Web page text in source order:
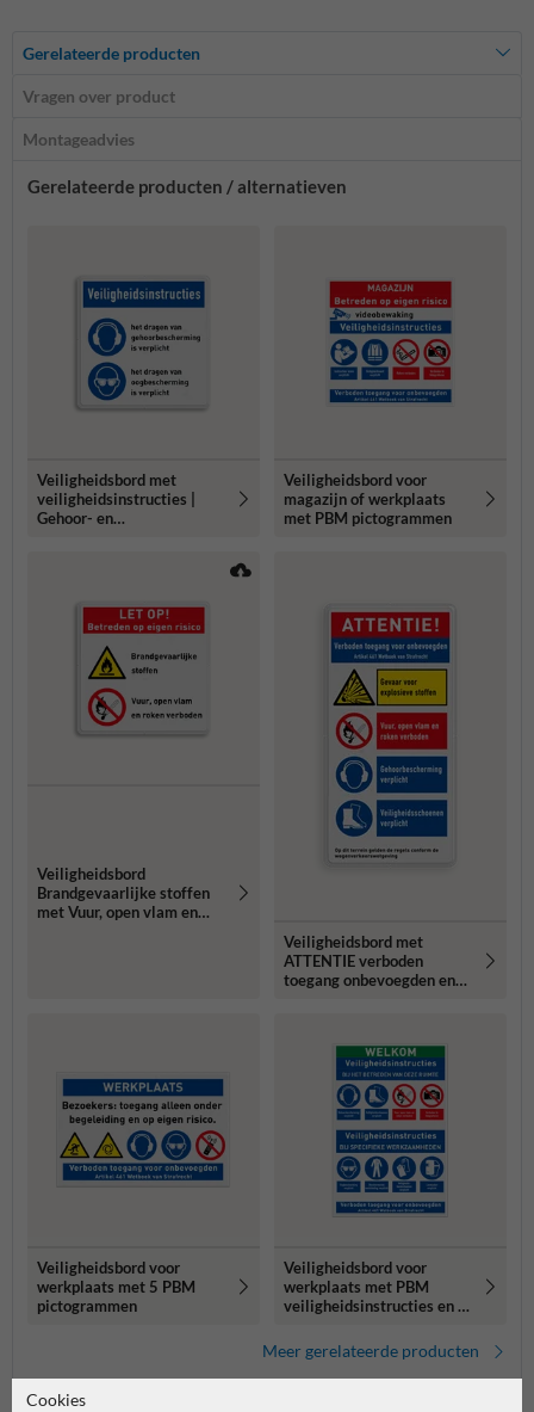
Gerelateerde producten
Vragen over product
Montageadvies
Gerelateerde producten / alternatieven
Veiligheidsbord met
veiligheidsinstructies |
Gehoor- en
Veiligheidsbord voor
magazijn of werkplaats
met PBM pictogrammen
Veiligheidsbord
Brandgevaarlijke stoffen
met Vuur, open vlam en
Veiligheidsbord met
ATTENTIE verboden
toegang onbevoegden en
Veiligheidsbord voor
werkplaats met 5 PBM
pictogrammen
Veiligheidsbord voor
werkplaats met PBM
veiligheidsinstructies en 8
Meer gerelateerde producten
Cookies